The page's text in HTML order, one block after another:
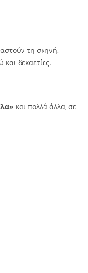
τη σκηνή,
δεκαετίες.
και πολλά άλλα, σε